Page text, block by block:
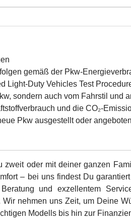
gemäß der Pkw-
Light-Duty Vehicles Test
sondern auch vom Fahrstil
und die CO₂-
Pkw ausgestellt oder
zweit oder mit deiner ganzen
– bei uns findest Du
und exzellentem
Wir nehmen uns Zeit, um Deine
Modells bis hin zur